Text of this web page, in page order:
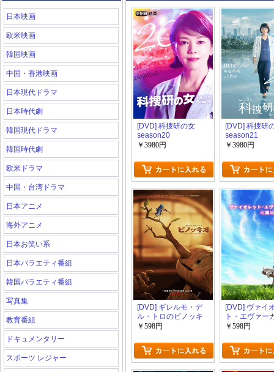
日本映画
欧米映画
韓国映画
中国・香港映画
日本現代ドラマ
日本時代劇
韓国現代ドラマ
韓国時代劇
欧米ドラマ
中国・台湾ドラマ
日本アニメ
海外アニメ
日本お笑い系
日本バラエティ番組
韓国バラエティ番組
写真集
教育番組
ドキュメンタリー
スポーツ レジャー
[DVD] 科捜研の女
season20
￥3980円
[DVD] 科捜研
season21
￥3980円
[DVD] ギレルモ・デ
ル・トロのピノッキ
オ
￥598円
[DVD] ヴァイ
ト・エヴァー
ン 総集編
￥598円